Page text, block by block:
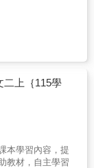
練，讓孩子預
前模擬試卷演
考題時間，衝高
買齊！此系統為
校版本資料僅供
為主。商品數量
更新數量。因康
，建議不可與(一
出貨時間，敬請
二上｛115學
本學習內容，提
教材，自主學習